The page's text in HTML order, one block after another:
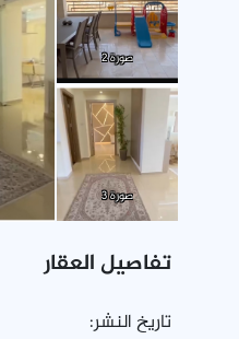
صورة 2
صورة 3
تفاصيل العقار
تاريخ النشر: